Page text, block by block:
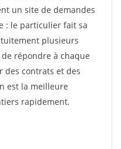
un site de demandes
: le particulier fait sa
plusieurs
répondre à chaque
des contrats et des
est la meilleure
rapidement.